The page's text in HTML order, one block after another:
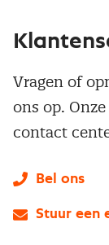
Vragen of
ons op.
contact
Bel ons
Stuur een